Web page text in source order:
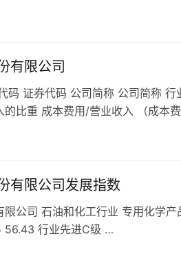
有限公司
码 证券代码 公司简称 公司简称
的比重 成本费用/营业收入 （成本
有限公司发展指数
限公司 石油和化工行业 专用化学
56.43 行业先进C级 …